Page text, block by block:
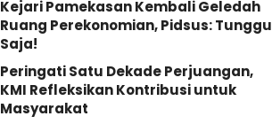
Kejari Pamekasan Kembali Geledah
Ruang Perekonomian, Pidsus: Tunggu
Saja!
Peringati Satu Dekade Perjuangan,
KMI Refleksikan Kontribusi untuk
Masyarakat